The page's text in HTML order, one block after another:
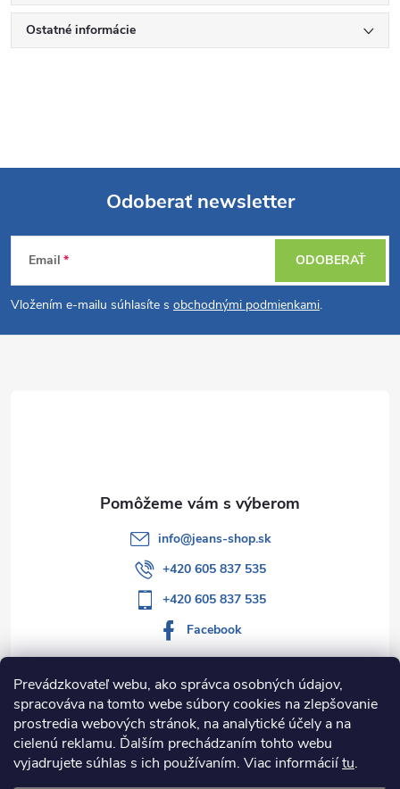
Prevádzkovateľ webu, ako správca osobných údajov,
spracováva na tomto webe súbory cookies na zlepšovanie
prostredia webových stránok, na analytické účely a na
cielenú reklamu. Ďalším prechádzaním tohto webu
vyjadrujete súhlas s ich používaním. Viac informáciítu.
Ostatné informácie
Z
á
p
Odoberať newsletter
Email
Vložením e-mailu súhlasíte s obchodnými podmienkami.
ODOBERAŤ
Informácie pre vás
Kategórie
info@jeans-shop.sk
+420 605 837 535
+420 605 837 535
Facebook